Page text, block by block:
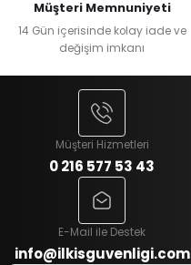
Müşteri Memnuniyeti
14 Gün içerisinde kolay iade ve
değişim imkanı
Müşteri Hizmetleri
0 216 577 53 43
E-Mail ile Destek
info@ilkisguvenligi.com